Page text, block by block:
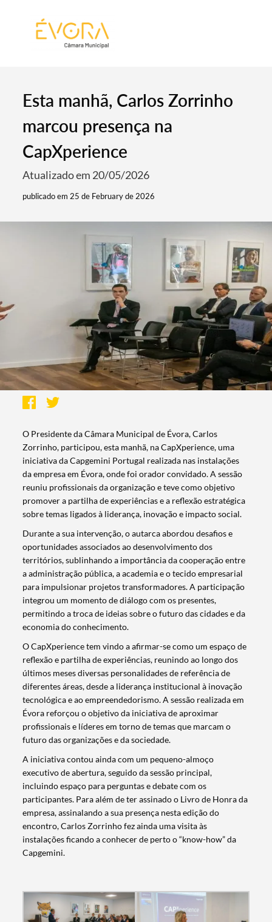
Esta manhã, Carlos Zorrinho
marcou presença na
CapXperience
Atualizado em 20/05/2026
publicado em 25 de February de 2026
O Presidente da Câmara Municipal de Évora, Carlos
Zorrinho, participou, esta manhã, na CapXperience, uma
iniciativa da Capgemini Portugal realizada nas instalações
da empresa em Évora, onde foi orador convidado. A sessão
reuniu profissionais da organização e teve como objetivo
promover a partilha de experiências e a reflexão estratégica
sobre temas ligados à liderança, inovação e impacto social.
Durante a sua intervenção, o autarca abordou desafios e
oportunidades associados ao desenvolvimento dos
territórios, sublinhando a importância da cooperação entre
a administração pública, a academia e o tecido empresarial
para impulsionar projetos transformadores. A participação
integrou um momento de diálogo com os presentes,
permitindo a troca de ideias sobre o futuro das cidades e da
economia do conhecimento.
O CapXperience tem vindo a afirmar-se como um espaço de
reflexão e partilha de experiências, reunindo ao longo dos
últimos meses diversas personalidades de referência de
diferentes áreas, desde a liderança institucional à inovação
tecnológica e ao empreendedorismo. A sessão realizada em
Évora reforçou o objetivo da iniciativa de aproximar
profissionais e líderes em torno de temas que marcam o
futuro das organizações e da sociedade.
A iniciativa contou ainda com um pequeno-almoço
executivo de abertura, seguido da sessão principal,
incluindo espaço para perguntas e debate com os
participantes. Para além de ter assinado o Livro de Honra da
empresa, assinalando a sua presença nesta edição do
encontro, Carlos Zorrinho fez ainda uma visita às
instalações ficando a conhecer de perto o “know-how” da
Capgemini.